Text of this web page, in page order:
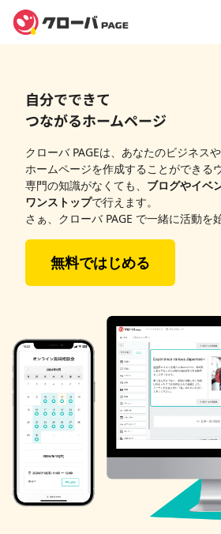
自分でできて
つながるホームページ
クローバ PAGEは、あなたのビジネス
ホームページを作成することができる
専門の知識がなくても、 ブログやイベ
ワンストップで行えます。
さぁ、クローバ PAGE で一緒に活動を
無料ではじめる